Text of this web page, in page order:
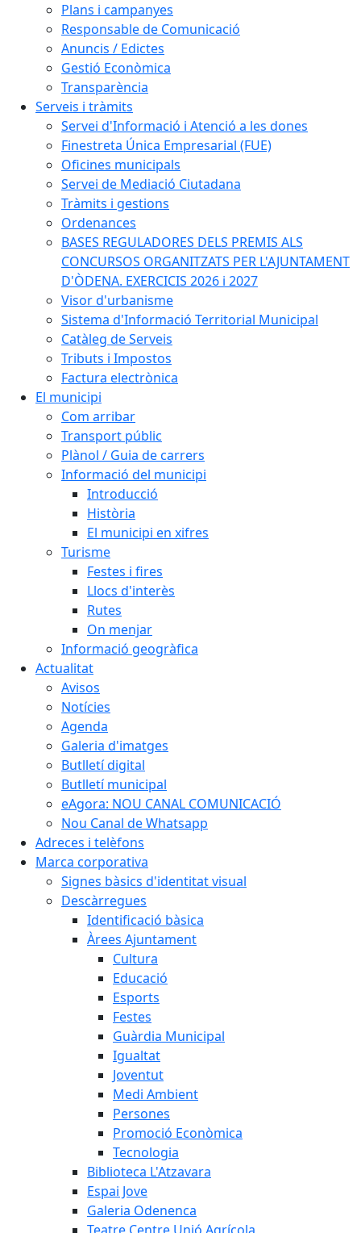
Plans i campanyes
Responsable de Comunicació
Anuncis / Edictes
Gestió Econòmica
Transparència
Serveis i tràmits
Servei d'Informació i Atenció a les dones
Finestreta Única Empresarial (FUE)
Oficines municipals
Servei de Mediació Ciutadana
Tràmits i gestions
Ordenances
BASES REGULADORES DELS PREMIS ALS
CONCURSOS ORGANITZATS PER L'AJUNTAMENT
D'ÒDENA. EXERCICIS 2026 i 2027
Visor d'urbanisme
Sistema d'Informació Territorial Municipal
Catàleg de Serveis
Tributs i Impostos
Factura electrònica
El municipi
Com arribar
Transport públic
Plànol / Guia de carrers
Informació del municipi
Introducció
Història
El municipi en xifres
Turisme
Festes i fires
Llocs d'interès
Rutes
On menjar
Informació geogràfica
Actualitat
Avisos
Notícies
Agenda
Galeria d'imatges
Butlletí digital
Butlletí municipal
eAgora: NOU CANAL COMUNICACIÓ
Nou Canal de Whatsapp
Adreces i telèfons
Marca corporativa
Signes bàsics d'identitat visual
Descàrregues
Identificació bàsica
Àrees Ajuntament
Cultura
Educació
Esports
Festes
Guàrdia Municipal
Igualtat
Joventut
Medi Ambient
Persones
Promoció Econòmica
Tecnologia
Biblioteca L'Atzavara
Espai Jove
Galeria Odenenca